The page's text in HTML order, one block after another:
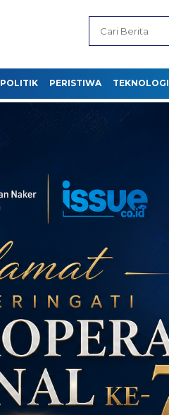
POLITIK PERISTIWA TEKNOLOGI